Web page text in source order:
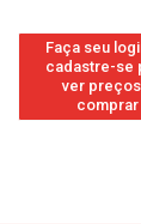
Faça seu
cadastre-se
ver
comprar